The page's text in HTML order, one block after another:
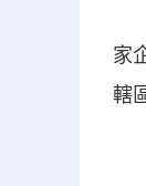
家
轄